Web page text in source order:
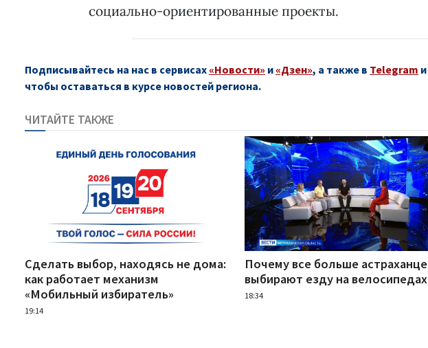
социально-ориентированные проекты.
Подписывайтесь на нас в сервисах «Новости» и «Дзен», а также в Telegram
чтобы оставаться в курсе новостей региона.
ЧИТАЙТЕ ТАКЖЕ
Сделать выбор, находясь не дома:
как работает механизм
«Мобильный избиратель»
19:14
Почему все больше
выбирают езду на велосипедах
18:34